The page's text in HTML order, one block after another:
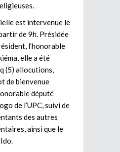
est intervenue le
de 9h. Présidée
l’honorable
elle a été
(5) allocutions,
de bienvenue
député
de l’UPC, suivi de
des autres
ainsi que le